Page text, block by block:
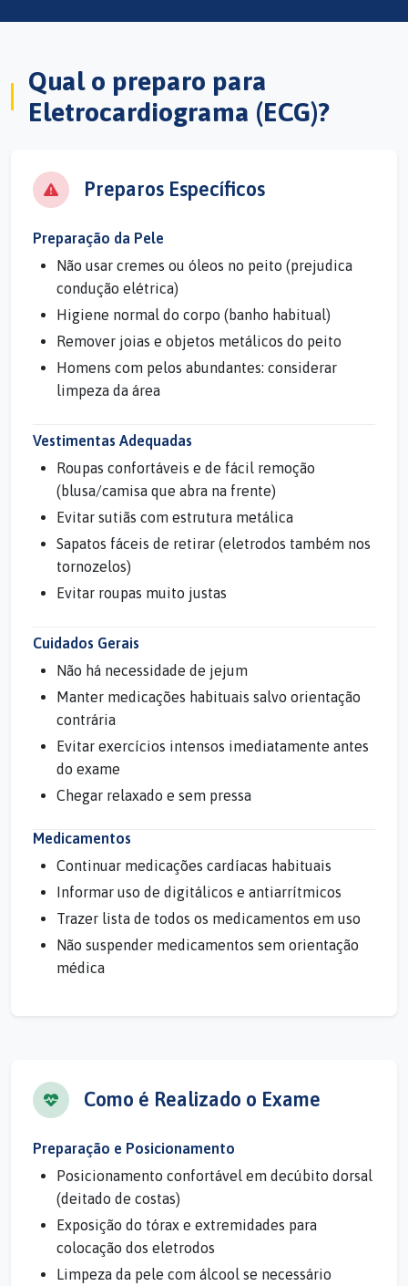
Qual o preparo para
Eletrocardiograma (ECG)?
Preparos Específicos
Preparação da Pele
Não usar cremes ou óleos no peito (prejudica
condução elétrica)
Higiene normal do corpo (banho habitual)
Remover joias e objetos metálicos do peito
Homens com pelos abundantes: considerar
limpeza da área
Vestimentas Adequadas
Roupas confortáveis e de fácil remoção
(blusa/camisa que abra na frente)
Evitar sutiãs com estrutura metálica
Sapatos fáceis de retirar (eletrodos também nos
tornozelos)
Evitar roupas muito justas
Cuidados Gerais
Não há necessidade de jejum
Manter medicações habituais salvo orientação
contrária
Evitar exercícios intensos imediatamente antes
do exame
Chegar relaxado e sem pressa
Medicamentos
Continuar medicações cardíacas habituais
Informar uso de digitálicos e antiarrítmicos
Trazer lista de todos os medicamentos em uso
Não suspender medicamentos sem orientação
médica
Como é Realizado o Exame
Preparação e Posicionamento
Posicionamento confortável em decúbito dorsal
(deitado de costas)
Exposição do tórax e extremidades para
colocação dos eletrodos
Limpeza da pele com álcool se necessário